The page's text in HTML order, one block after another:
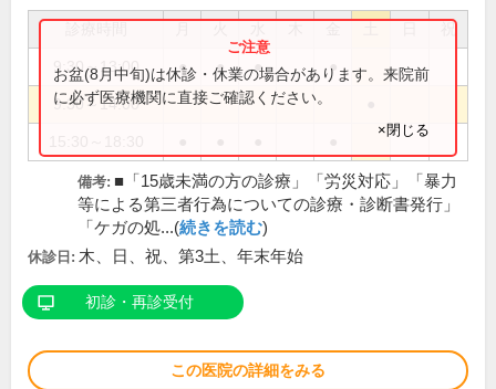
祝
9:30～13:00 ● ● ● ●
9:30～14:00
お盆(8月中旬)は休診・休業の場合があります。来院前
に必ず医療機関に直接ご確認ください。
×閉じる
備考: ■「15歳未満の方の診療」「労災対応」「暴力
等による第三者行為についての診療・診断書発行」
「ケガの処...(続きを読む)
休診日: 木、日、祝、第3土、年末年始
初診・再診受付
この医院の詳細をみる